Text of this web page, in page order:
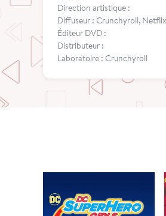
Direction artistique :
Diffuseur : Crunchyroll, Netflix
Éditeur DVD :
Distributeur :
Laboratoire : Crunchyroll